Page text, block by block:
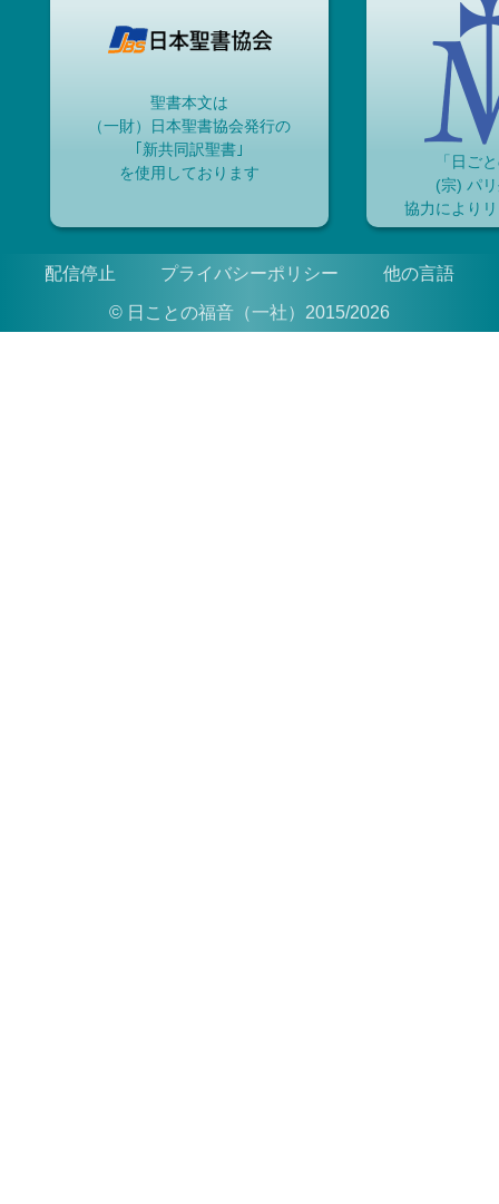
聖書本文は
（一財）日本聖書協会発行の
｢新共同訳聖書｣
を使用しております
「日ご
(宗) パ
協力により
配信停止 プライバシーポリシー 他の言語
© 日ことの福音（一社）2015/2026